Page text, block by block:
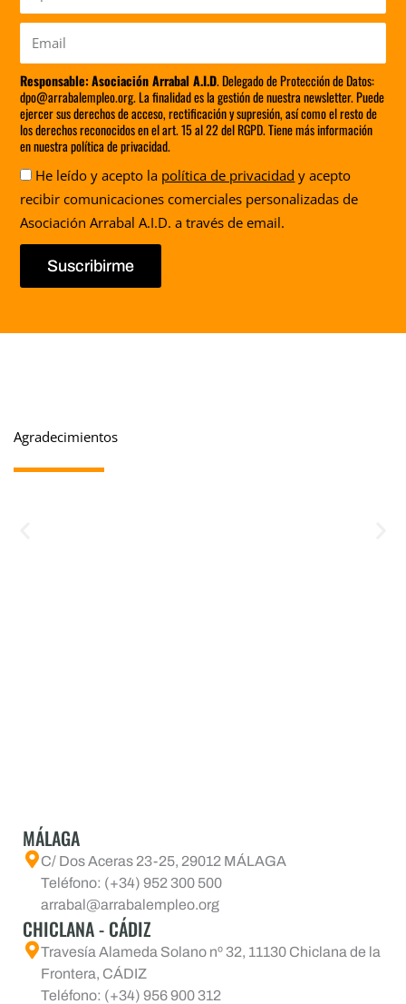
Responsable: Asociación Arrabal A.I.D. Delegado de Protección de Datos:
dpo@arrabalempleo.org. La finalidad es la gestión de nuestra newsletter. Puede
ejercer sus derechos de acceso, rectificación y supresión, así como el resto de
los derechos reconocidos en el art. 15 al 22 del RGPD. Tiene más información
en nuestra política de privacidad.
Aceptación
He leído y acepto la política de privacidad y acepto
recibir comunicaciones comerciales personalizadas de
Asociación Arrabal A.I.D. a través de email.
Suscribirme
Agradecimientos
MÁLAGA
C/ Dos Aceras 23-25, 29012 MÁLAGA
Teléfono: (+34) 952 300 500
arrabal@arrabalempleo.org
CHICLANA - CÁDIZ
Travesía Alameda Solano nº 32, 11130 Chiclana de la
Frontera, CÁDIZ
Teléfono: (+34) 956 900 312